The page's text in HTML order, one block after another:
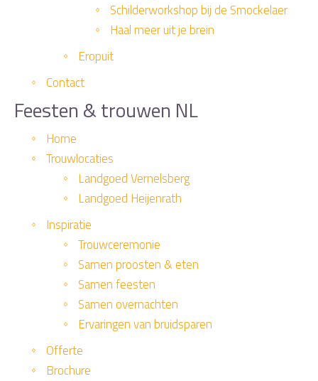
Schilderworkshop bij de Smockelaer
Haal meer uit je brein
Eropuit
Contact
Feesten & trouwen NL
Home
Trouwlocaties
Landgoed Vernelsberg
Landgoed Heijenrath
Inspiratie
Trouwceremonie
Samen proosten & eten
Samen feesten
Samen overnachten
Ervaringen van bruidsparen
Offerte
Brochure